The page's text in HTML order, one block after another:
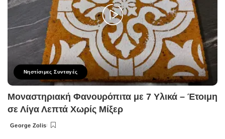
Νηστίσιμες Συνταγές
Μοναστηριακή Φανουρόπιτα με 7 Υλικά – Έτοιμη
σε Λίγα Λεπτά Χωρίς Μίξερ
Posted
George Zolis